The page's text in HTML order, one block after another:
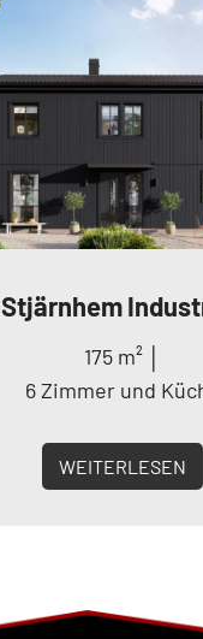
Stjärnhem
175 m² │
6 Zimmer und
WEITERLESEN